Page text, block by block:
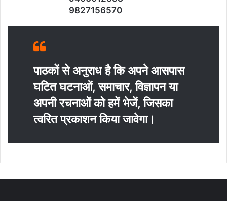
9827156570
पाठकों से अनुराध है कि अपने आसपास
घटित घटनाओं, समाचार, विज्ञापन या
अपनी रचनाओं को हमें भेजें, जिसका
त्‍वरित प्रकाशन किया जावेगा।